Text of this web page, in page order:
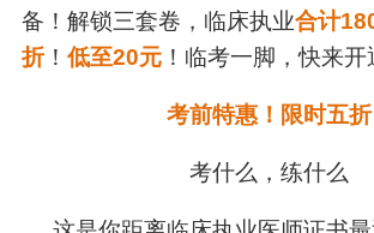
备！ 解锁三套卷，临床执业合计
折！ 低至20元！临考一脚，快来开
考前特惠！限时五折
考什么，练什么